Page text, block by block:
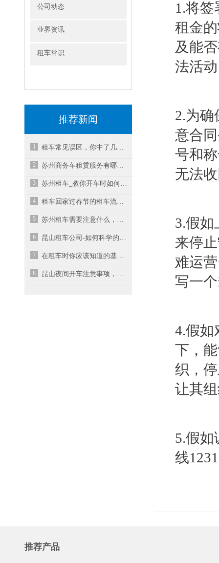
公司动态
业界资讯
租车常识
推荐新闻
1 租车常见误区，你中了几条？
2 苏州商务车租赁服务有哪些预防措施？
3 苏州租车_教你开车时如何防止追尾？
4 租车回家过春节的租车流程有哪些呢？-昆山租车公司
5 苏州租车需要注意什么，该怎么选择车型
6 昆山租车公司-如何科学的洗车？
7 在租车时你应该知道的基本知识-昆山租车公司
8 昆山夜间开车注意事项，你知道多少呢？
1.将
租金
及能
法活
2.为
意合
号和
无法
3.假
来停
难运
写一
4.假如
下，
织，
让其
5.假如
线
推荐产品